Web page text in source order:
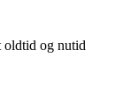
oldtid og nutid